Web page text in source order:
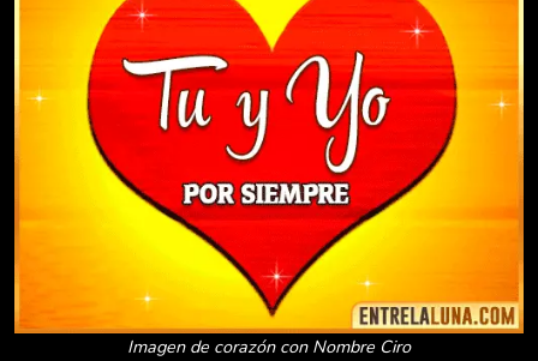
Imagen de corazón con Nombre Ciro